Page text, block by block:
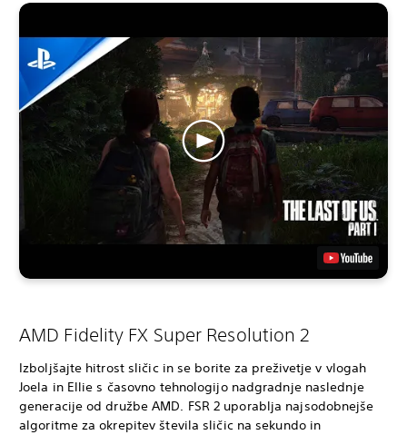
AMD Fidelity FX Super Resolution 2
Izboljšajte hitrost sličic in se borite za preživetje v vlogah
Joela in Ellie s časovno tehnologijo nadgradnje naslednje
generacije od družbe AMD. FSR 2 uporablja najsodobnejše
algoritme za okrepitev števila sličic na sekundo in